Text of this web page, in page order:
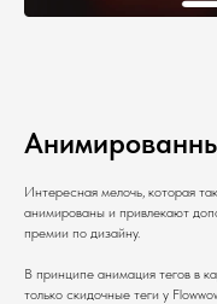
Интересная мелочь, которая
анимированы и привлекают
премии по дизайну.
В принципе анимация тегов в
только скидочные теги у